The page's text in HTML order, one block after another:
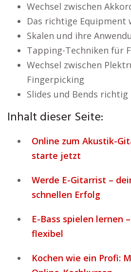
Wechsel zwischen
Das richtige Equipment
Skalen und ihre
Tapping-Techniken für
Wechsel zwischen
Fingerpicking
Slides und Bends richtig
Inhalt dieser Seite:
Online zum Akustik-
starte jetzt
Werde E-Gitarrist –
schnellen Erfolg
E-Bass spielen lernen
flexibel
Kochen wie ein Profi: